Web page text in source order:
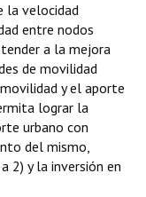
la velocidad
entre nodos
a la mejora
de movilidad
y el aporte
lograr la
urbano con
del mismo,
2) y la inversión en